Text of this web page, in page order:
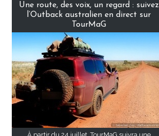
Une route, des voix, un regard : suivez
l’Outback australien en direct sur
TourMaG